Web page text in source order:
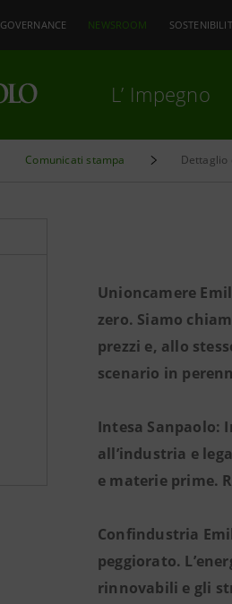
GOVERNANCE NEWSROOM
L’ Impegno
Comunicati stampa Dettaglio
Unioncamere
zero. Siamo
prezzi e, allo
scenario in
Intesa Sanpaolo:
all’industria e
e materie prime.
Confindustria
peggiorato.
rinnovabili e gli